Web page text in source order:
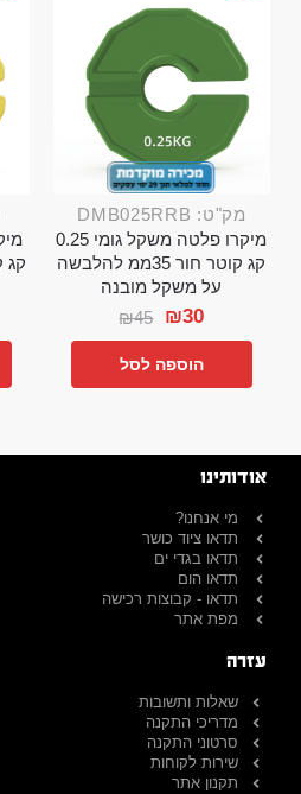
מק"ט: DMB025RRB
מיקרו פלטה משקל גומי 0.25
קג קוטר חור 35ממ להלבשה
על משקל מובנה
₪45 ₪30
הוספה לסל
אודותינו
מי אנחנו?
תדאו ציוד כושר
תדאו בגדי ים
תדאו הום
תדאו - קבוצות רכישה
מפת אתר
עזרה
שאלות ותשובות
מדריכי התקנה
סרטוני התקנה
שירות לקוחות
תקנון אתר